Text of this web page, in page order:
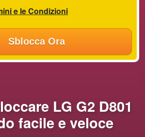
e le Condizioni
Sblocca Ora
LG G2 D801
facile e veloce